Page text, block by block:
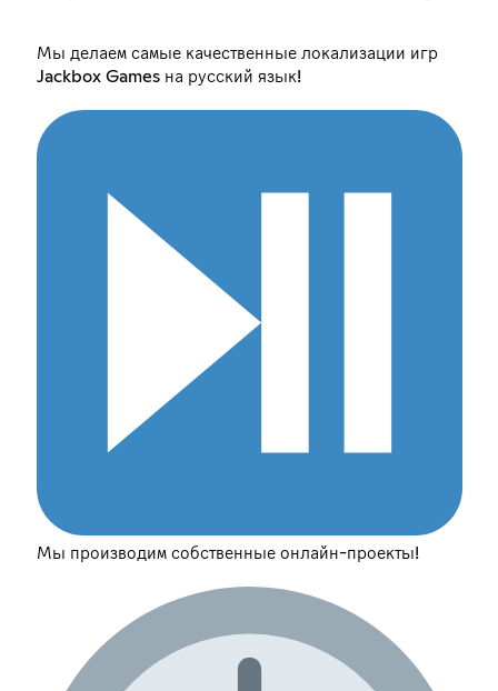
Мы делаем самые качественные локализации игр
Jackbox Games на русский язык!
Мы производим собственные онлайн-проекты!